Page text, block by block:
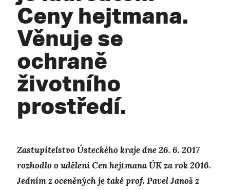
Ceny hejtmana.
Věnuje se
ochraně
životního
prostředí.
Zastupitelstvo Ústeckého kraje dne 26. 6. 2017
rozhodlo o udělení Cen hejtmana ÚK za rok 2016.
Jedním z oceněných je také prof. Pavel Janoš z